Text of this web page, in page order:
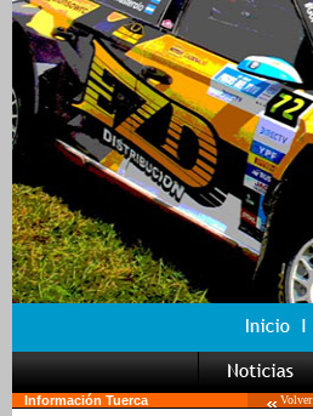
Información Tuerca Volver